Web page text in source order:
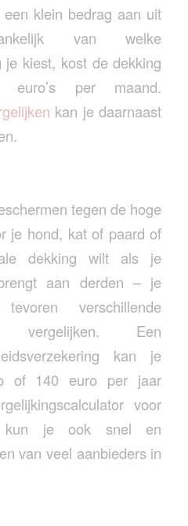
klein bedrag aan uit
van welke
je kiest, kost de dekking
per maand.
kan je daarnaast
tegen de hoge
je hond, kat of paard of
dekking wilt als je
aan derden – je
verschillende
vergelijken. Een
kan je
of 140 euro per jaar
voor
kun je ook snel en
van veel aanbieders in